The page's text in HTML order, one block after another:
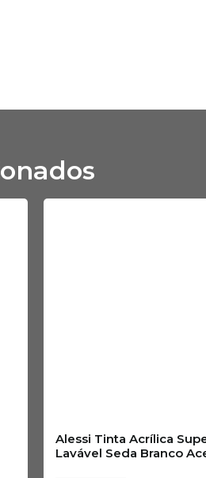
Alessi Tinta Acrílica
Lavável Seda Branco